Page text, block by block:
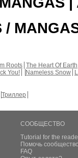
/
Roots The Heart Of Earth
You! Nameless Snow
Триллер
СООБЩЕСТВО
Tutorial for the
Помочь
FAQ